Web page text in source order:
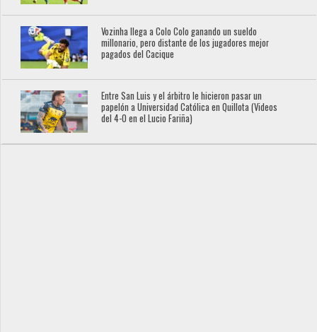
Vozinha llega a Colo Colo ganando un sueldo
millonario, pero distante de los jugadores mejor
pagados del Cacique
Entre San Luis y el árbitro le hicieron pasar un
papelón a Universidad Católica en Quillota (Videos
del 4-0 en el Lucio Fariña)